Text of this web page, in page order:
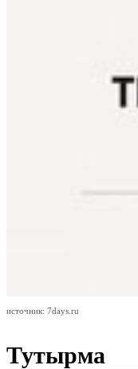
источник: 7days.ru
Тутырма